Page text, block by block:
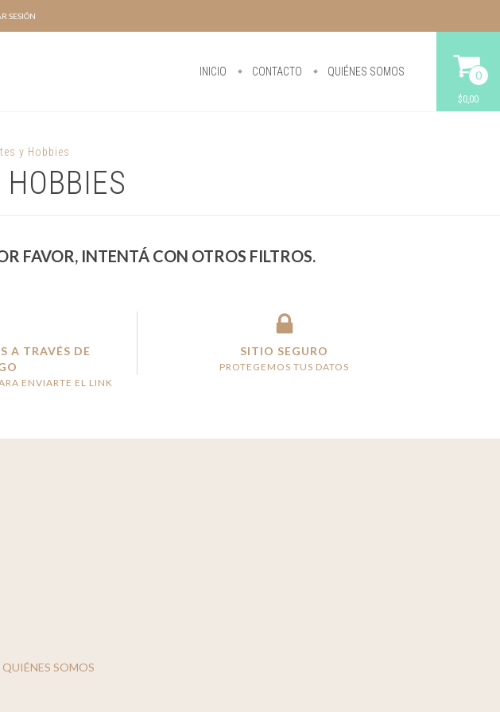
SESIÓN
INICIO CONTACTO QUIÉNES SOMOS 0
$0,00
y Hobbies
HOBBIES
FAVOR, INTENTÁ CON OTROS FILTROS.
A TRAVÉS DE
ENVIARTE EL LINK
SITIO SEGURO
PROTEGEMOS TUS DATOS
QUIÉNES SOMOS